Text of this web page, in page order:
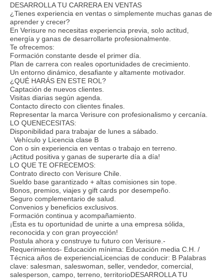
DESARROLLA TU CARRERA EN VENTAS
¿Tienes experiencia en ventas o simplemente muchas ganas de
aprender y crecer?
En Verisure no necesitas experiencia previa, solo actitud,
energía y ganas de desarrollarte profesionalmente.
Te ofrecemos:
Formación constante desde el primer día.
Plan de carrera con reales oportunidades de crecimiento.
Un entorno dinámico, desafiante y altamente motivador.
¿QUÉ HARÁS EN ESTE ROL?
Captación de nuevos clientes.
Visitas diarias según agenda.
Contacto directo con clientes finales.
Representar la marca Verisure con profesionalismo y cercanía.
LO QUENECESITAS:
Disponibilidad para trabajar de lunes a sábado.
Vehículo y Licencia clase B
Con o sin experiencia en ventas o trabajo en terreno.
¡Actitud positiva y ganas de superarte día a día!
LO QUE TE OFRECEMOS:
Contrato directo con Verisure Chile.
Sueldo base garantizado + altas comisiones sin tope.
Bonos, premios, viajes y gift cards por desempeño.
Seguro complementario de salud.
Convenios y beneficios exclusivos.
Formación continua y acompañamiento.
¡Esta es tu oportunidad de unirte a una empresa sólida,
reconocida y con gran proyección!
Postula ahora y construye tu futuro con Verisure.-
Requerimientos- Educación mínima: Educación media C.H. /
Técnica años de experienciaLicencias de conducir: B Palabras
clave: salesman, saleswoman, seller, vendedor, comercial,
salesperson, campo, terreno, territorioDESARROLLA TU